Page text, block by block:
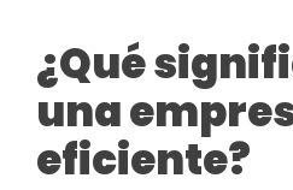
¿Qué
una
eficiente?